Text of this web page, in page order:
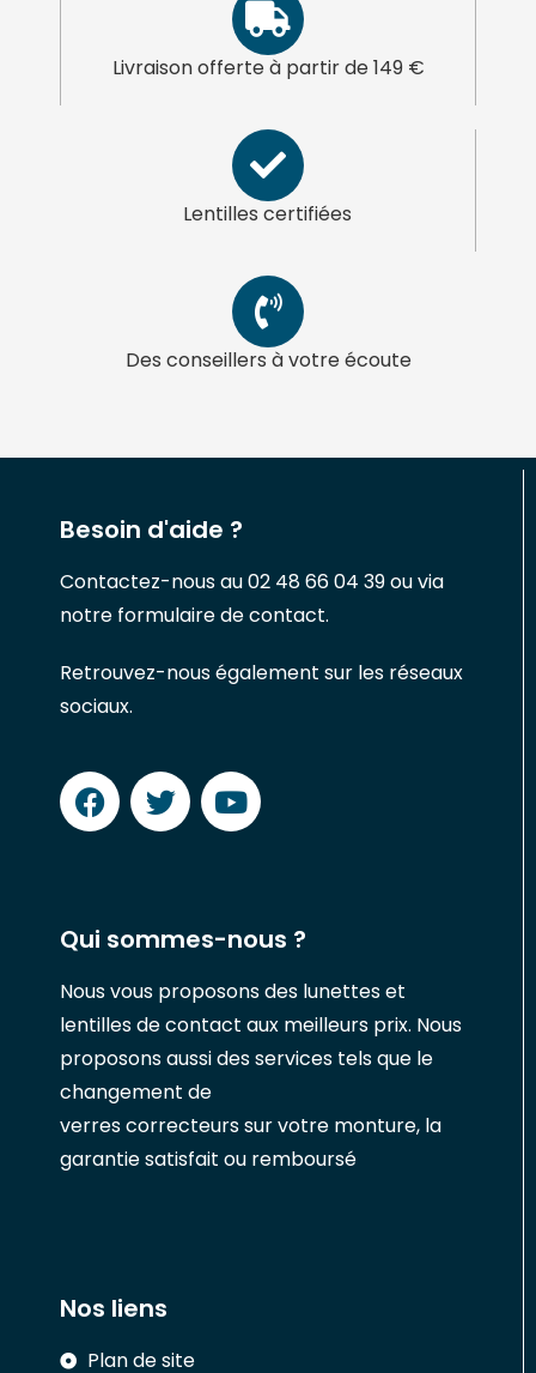
Livraison offerte à partir de 149 €
Lentilles certifiées
Des conseillers à votre écoute
Besoin d'aide ?
Contactez-nous au 02 48 66 04 39 ou via
notre formulaire de contact.
Retrouvez-nous également sur les réseaux
sociaux.
Qui sommes-nous ?
Nous vous proposons des lunettes et
lentilles de contact aux meilleurs prix. Nous
proposons aussi des services tels que le
changement de
verres correcteurs sur votre monture, la
garantie satisfait ou remboursé
Nos liens
Plan de site